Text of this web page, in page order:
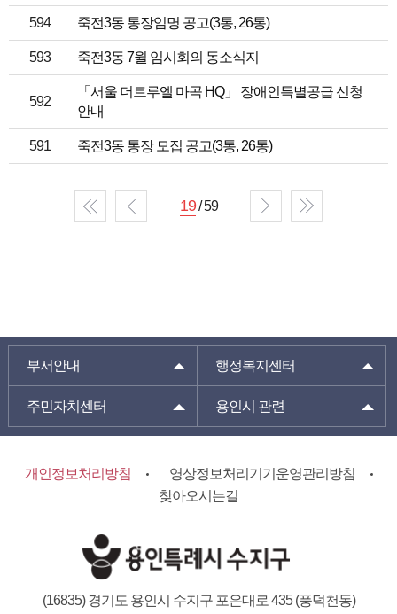
594 죽전3동 통장임명 공고(3통, 26통)
593 죽전3동 7월 임시회의 동소식지
592
「서울 더트루엘 마곡 HQ」 장애인특별공급 신청
안내
591 죽전3동 통장 모집 공고(3통, 26통)
19/ 59
부서안내 행정복지센터
주민자치센터 용인시 관련
개인정보처리방침
영상정보처리기기운영관리방침
찾아오시는길
(16835) 경기도 용인시 수지구 포은대로 435 (풍덕천동)